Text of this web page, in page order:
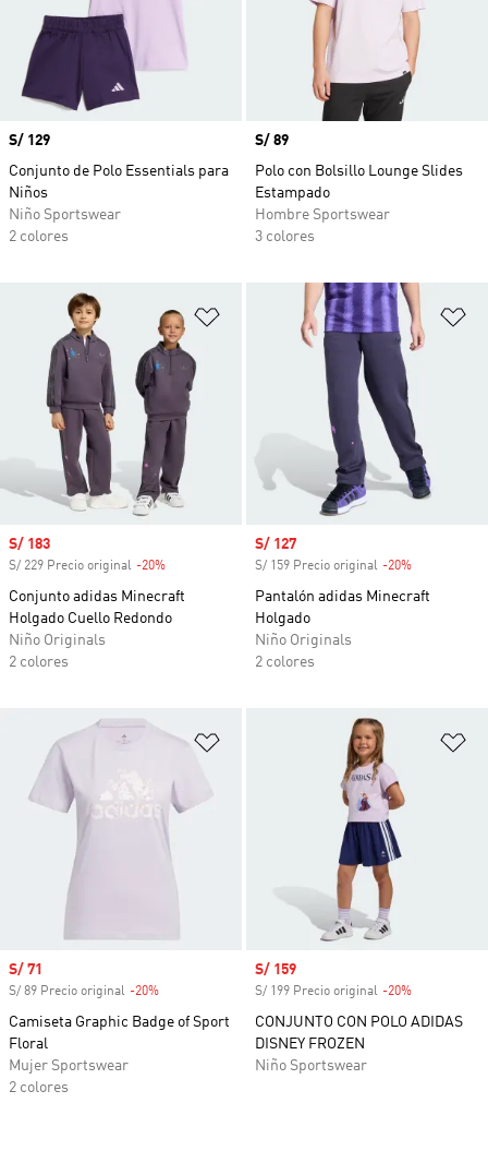
Precio
S/ 129
Conjunto de Polo Essentials para
Niños
Niño Sportswear
2 colores
Precio
S/ 89
Polo con Bolsillo Lounge Slides
Estampado
Hombre Sportswear
3 colores
Añadir a la lista de deseos
Precio de venta
S/ 183
S/ 229 Precio original -20%
Conjunto adidas Minecraft
Holgado Cuello Redondo
Niño Originals
2 colores
Precio de venta
S/ 127
S/ 159 Precio original -20%
Pantalón adidas Minecraft
Holgado
Niño Originals
2 colores
Añadir a la lista de deseos
Precio de venta
S/ 71
S/ 89 Precio original -20%
Camiseta Graphic Badge of Sport
Floral
Mujer Sportswear
2 colores
Precio de venta
S/ 159
S/ 199 Precio original -20%
CONJUNTO CON POLO ADIDAS
DISNEY FROZEN
Niño Sportswear